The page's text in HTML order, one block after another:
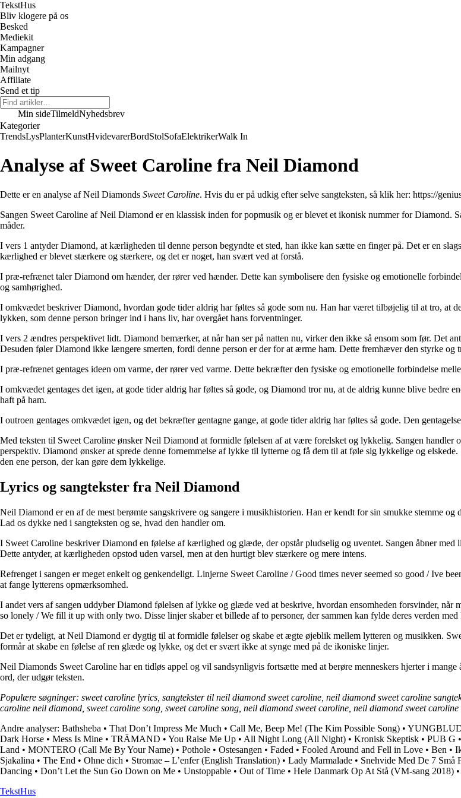
TekstHus
Bliv klogere på os
Besked
Mediekit
Kampagner
Min adgang
Mailnyt
Affiliate
Send et tip
Min sideTilmeldNyhedsbrev
Kategorier
TrendsLysPlanterKunstHvidevarerBordStolSofaElektrikerWalk In
Analyse af Sweet Caroline fra Neil Diamond
Dette er en analyse af Neil Diamonds Sweet Caroline. Hvis du er på udkig efter selve sangteksten, så klik her: https://
Sangen Sweet Caroline af Neil Diamond er en klassisk inden for popmusik og er blevet et ikonisk nummer for
måder.
I vers 1 antyder Diamond, at kærligheden til denne person begyndte et sted, han ikke kan sætte en finger på. Det er en
kærlighed er blevet stærkere og stærkere, og det er noget, han svært ved at forstå.
I præ-refrænet taler Diamond om hænder, der rører ved hænder. Dette kan symbolisere den fysiske og emotionelle
og samhørighed.
I omkvædet beskriver Diamond, hvordan gode tider aldrig har føltes så gode som nu. Han har været tilbøjelig til at tro, at
lykken, som denne person bringer ind i hans liv, har overgået hans forventninger.
I vers 2 ændres perspektivet lidt. Diamond bemærker, at når han ser på natten nu, virker den ikke så ensom som før. Det
Desuden føler Diamond ikke længere smerten, fordi denne person er der for at ærme ham. Dette fremhæver den styrke og
I præ-refrænet gentages ideen om varme, der rører ved varme. Dette bekræfter den fysiske og emotionelle forbindelse
I omkvædet gentages det igen, at gode tider aldrig har føltes så gode, og Diamond tror nu, at de aldrig kunne blive bedre
haft på ham.
I outroen gentages omkvædet igen, og det bekræfter gentagne gange, at gode tider aldrig har føltes så gode. Den
Med teksten til Sweet Caroline ønsker Neil Diamond at formidle følelsen af at være forelsket og lykkelig. Sangen
perspektiv. Diamond ønsker at sprede denne fornemmelse af lykke til lytterne og få dem til at føle sig lykkelige og
den ene person, der kan gøre dem lykkelige.
Lyrics og sangtekster fra Neil Diamond
Neil Diamond er en af de mest berømte sangskrivere og sangere i musikhistorien. Han er kendt for sin smukke stemme
Lad os dykke ned i sangteksten og se, hvad den handler om.
I Sweet Caroline beskriver Diamond en følelse af kærlighed og glæde, der opstår pludselig og uventet. Sangen åbner
Dette antyder, at kærligheden opstod uden varsel, men at den hurtigt blev stærkere og mere intens.
Refrenget i sangen er meget enkelt og genkendeligt. Linjerne Sweet Caroline / Good times never seemed so good / Ive
at fange lytterens opmærksomhed.
I andet vers af sangen uddyber Diamond følelsen af lykke og glæde ved at beskrive, hvordan ensomheden forsvinder,
so lonely / We fill it up with only two. Disse linjer skaber et billede af to personer, der sammen kan fylde deres verden
Det er tydeligt, at Neil Diamond er dygtig til at formidle følelser og skabe et ægte øjeblik mellem lytteren og musikken.
formår at skabe en følelse af ren glæde og lykke, og det er svært ikke at synge med på de ikoniske linjer.
Neil Diamonds Sweet Caroline har en tidløs appel og vil sandsynligvis fortsætte med at berøre menneskers hjerter i
ord, der udgør teksten.
Populære søgninger: sweet caroline lyrics, sangtekster til neil diamond sweet caroline, neil diamond sweet caroline
caroline neil diamond, sweet caroline song, sweet caroline song, neil diamond sweet caroline, neil diamond sweet caroline
Andre analyser: Bathsheba • That Don’t Impress Me Much • Call Me, Beep Me! (The Kim Possible Song) • YUNGBLUD
Dark Horse • Mess Is Mine • TRÄMAND • You Raise Me Up • All Night Long (All Night) • Kronisk Skeptisk • PUB G •
Land • MONTERO (Call Me By Your Name) • Pothole • Ostesangen • Faded • Fooled Around and Fell in Love • Ben •
Sjakalina • The End • Ohne dich • Stromae – L’enfer (English Translation) • Lady Marmalade • Snehvide Med De 7 Små
Dancing • Don’t Let the Sun Go Down on Me • Unstoppable • Out of Time • Hele Danmark Op At Stå (VM-sang 2018) •
TekstHus